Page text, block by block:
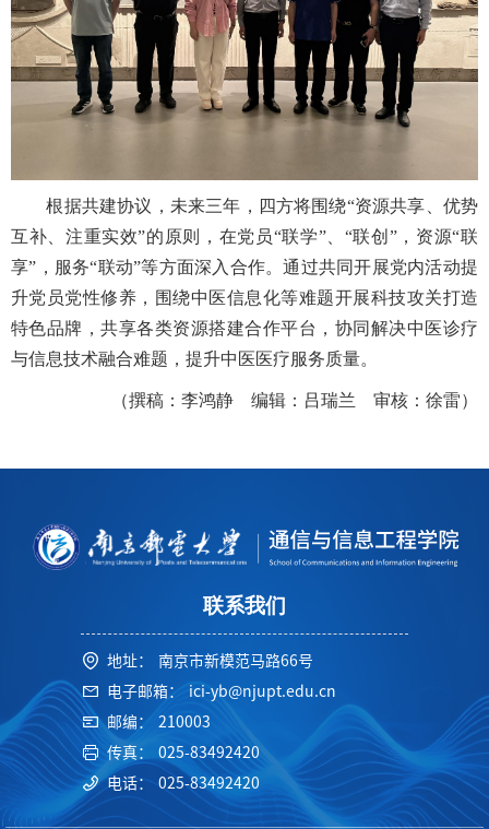
根据共建协议，未来三年，四方将围绕“资源共享、优势
互补、注重实效”的原则，在党员“联学”、“联创”，资源“联
享”，服务“联动”等方面深入合作。通过共同开展党内活动提
升党员党性修养，围绕中医信息化等难题开展科技攻关打造
特色品牌，共享各类资源搭建合作平台，协同解决中医诊疗
与信息技术融合难题，提升中医医疗服务质量。
（撰稿：李鸿静 编辑：吕瑞兰 审核：徐雷）
联系我们
地址：
南京市新模范马路66号
电子邮箱：
ici-yb@njupt.edu.cn
邮编：
210003
传真：
025-83492420
电话： 025-83492420